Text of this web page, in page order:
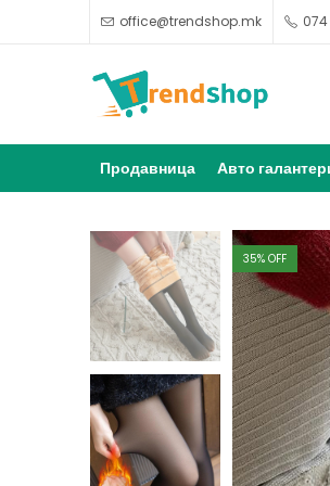
office@trendshop.mk
Продавница Авто
35% OFF